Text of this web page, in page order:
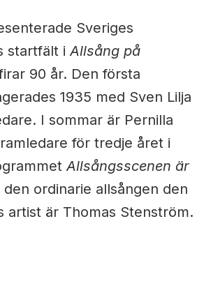
Sveriges
startfält iAllsång på
90 år. Den första
1935 med Sven Lilja
I sommar är Pernilla
för tredje året i
Allsångsscenen är
ordinarie allsången den
artist är Thomas Stenström.